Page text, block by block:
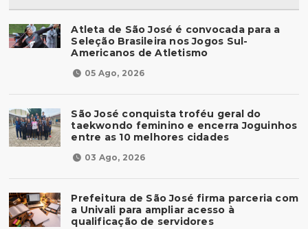
Atleta de São José é convocada para a
Seleção Brasileira nos Jogos Sul-
Americanos de Atletismo
05 Ago, 2026
São José conquista troféu geral do
taekwondo feminino e encerra Joguinhos
entre as 10 melhores cidades
03 Ago, 2026
Prefeitura de São José firma parceria com
a Univali para ampliar acesso à
qualificação de servidores